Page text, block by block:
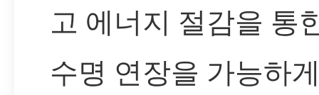
고 에너지 절감을 통
수명 연장을 가능하